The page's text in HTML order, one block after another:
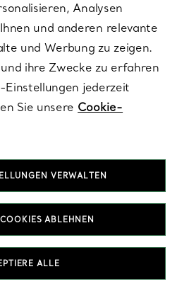
Fassung, die dank präziser
Glanz versprühen. Sixteen
Dimensionen mit
Modernität und Souveränität
zusammen mit
und Ehering?
am besten für
oder einen
Analysen
und anderen relevante
und Werbung zu zeigen.
ihre Zwecke zu erfahren
Einstellungen jederzeit
Sie unsere Cookie-
VERWALTEN
ABLEHNEN
ALLE